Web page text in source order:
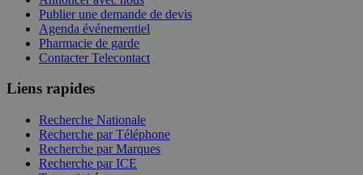
Publier une demande de devis
Agenda événementiel
Pharmacie de garde
Contacter Telecontact
Liens rapides
Recherche Nationale
Recherche par Téléphone
Recherche par Marques
Recherche par ICE